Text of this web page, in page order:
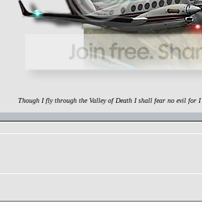
Though I fly through the Valley of Death I shall fear no evil for